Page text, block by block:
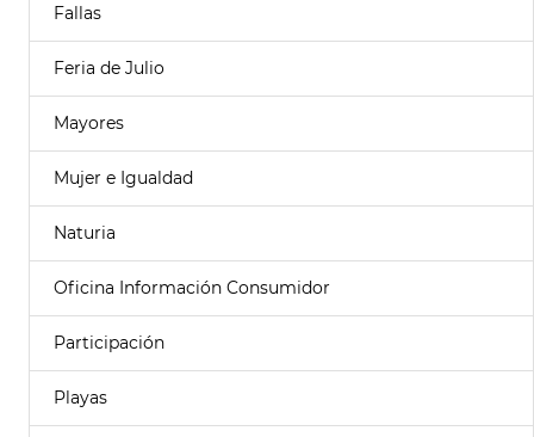
Fallas
Feria de Julio
Mayores
Mujer e Igualdad
Naturia
Oficina Información Consumidor
Participación
Playas